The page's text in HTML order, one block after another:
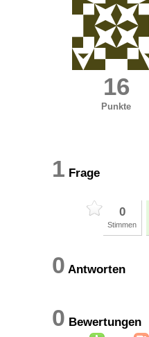
16
Punkte
1
0
Stimmen
0
0